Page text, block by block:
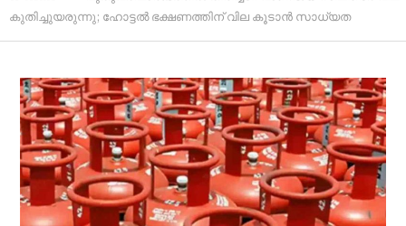
കുതിച്ചുയരുന്നു; ഹോട്ടൽ ഭക്ഷണത്തിന് വില കൂടാൻ സാധ്യത